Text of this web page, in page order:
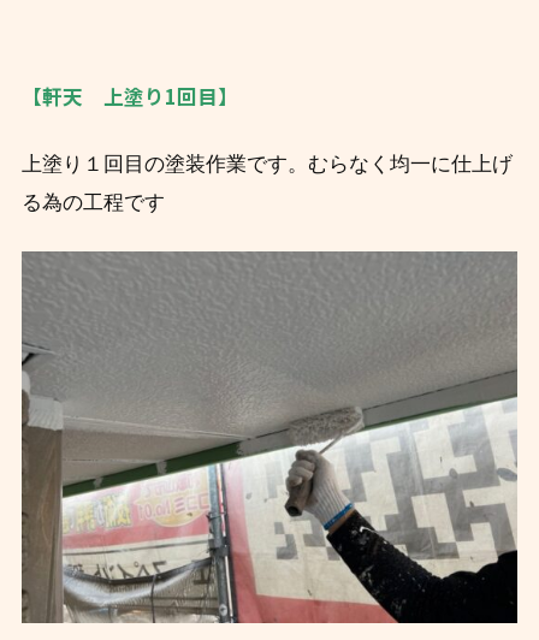
【軒天 上塗り1回目】
上塗り１回目の塗装作業です。むらなく均一に仕上げ
る為の工程です